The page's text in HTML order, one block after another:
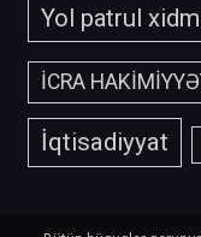
Yol patrul
İCRA
İqtisadiyyat